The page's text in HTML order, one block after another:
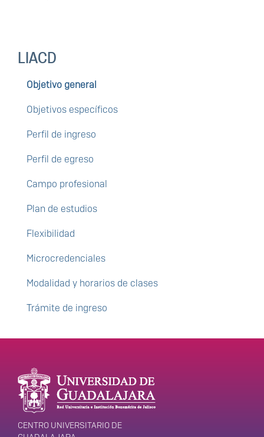
LIACD
Objetivo general
Objetivos específicos
Perfil de ingreso
Perfil de egreso
Campo profesional
Plan de estudios
Flexibilidad
Microcredenciales
Modalidad y horarios de clases
Trámite de ingreso
Enlaces de interés
Información del
portal
CENTRO UNIVERSITARIO DE